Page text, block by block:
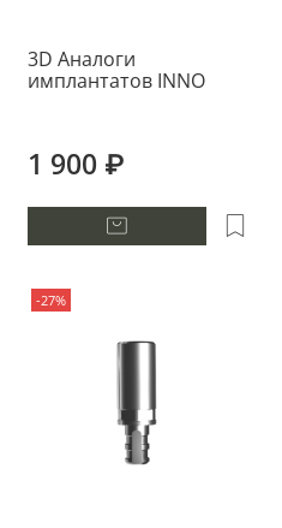
3D Аналоги
имплантатов INNO
1 900 ₽
-27%